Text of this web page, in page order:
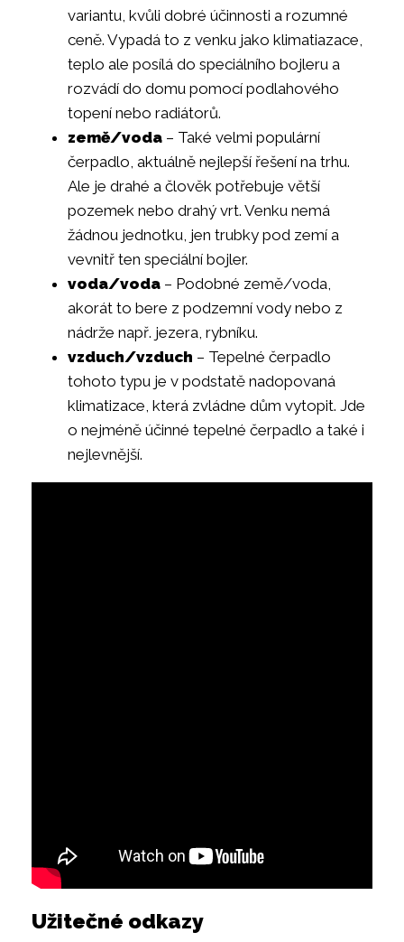
variantu, kvůli dobré účinnosti a rozumné
ceně. Vypadá to z venku jako klimatiazace,
teplo ale posílá do speciálního bojleru a
rozvádí do domu pomocí podlahového
topení nebo radiátorů.
země/voda – Také velmi populární
čerpadlo, aktuálně nejlepší řešení na trhu.
Ale je drahé a člověk potřebuje větší
pozemek nebo drahý vrt. Venku nemá
žádnou jednotku, jen trubky pod zemí a
vevnitř ten speciální bojler.
voda/voda – Podobné země/voda,
akorát to bere z podzemní vody nebo z
nádrže např. jezera, rybníku.
vzduch/vzduch – Tepelné čerpadlo
tohoto typu je v podstatě nadopovaná
klimatizace, která zvládne dům vytopit. Jde
o nejméně účinné tepelné čerpadlo a také i
nejlevnější.
Užitečné odkazy